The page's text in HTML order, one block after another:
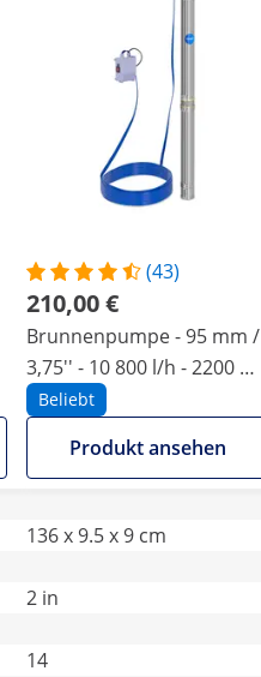
(43)
210,00 €
Brunnenpumpe - 95 mm /
3,75'' - 10 800 l/h - 2200 W -
20 m Kabel / 96 m
Förderhöhe - Edelstahl
Beliebt
Produkt ansehen
136 x 9.5 x 9 cm
2 in
14